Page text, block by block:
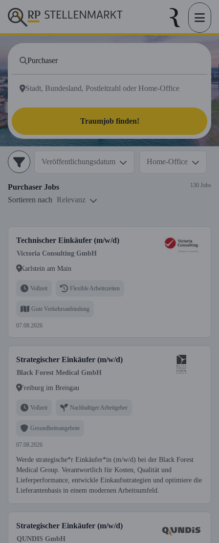
Traumjob finden!
Veröffentlichungsdatum Home-Office
Purchaser Jobs 130 Jobs
Sortieren nach Relevanz
Technischer Einkäufer (m/w/d)
Victoria Consulting GmbH
Karlstein am Main
Vollzeit Flexible Arbeitszeiten
Gute Verkehrsanbindung
07.08.2026
Strategischer Einkäufer (m/w/d)
Black Forest Medical GmbH
Freiburg im Breisgau
Vollzeit Nachhaltiger Arbeitgeber
Gesundheitsangebote
07.08.2026
Werde strategische*r Einkäufer*in (m/w/d) bei der Black Forest
Medical Group. Verantwortlich für Kosten, Qualität und
Lieferperformance, entwickle Einkaufsstrategien und optimiere die
Lieferantenbasis in einem modernen Arbeitsumfeld.
Strategischer Einkäufer (m/w/d)
QUNDIS GmbH